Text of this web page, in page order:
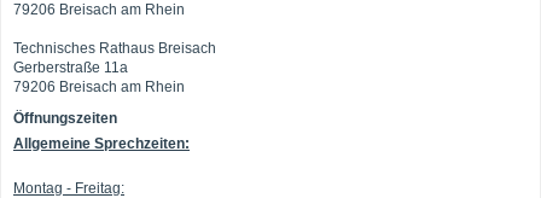
79206 Breisach am Rhein
Technisches Rathaus Breisach
Gerberstraße 11a
79206 Breisach am Rhein
Öffnungszeiten
Allgemeine Sprechzeiten:
Montag - Freitag: